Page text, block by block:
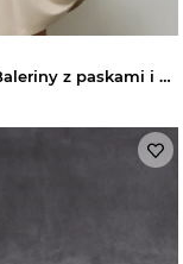
Sinsay - Baleriny z paskami i srebrnym wykończeniem - kremowy